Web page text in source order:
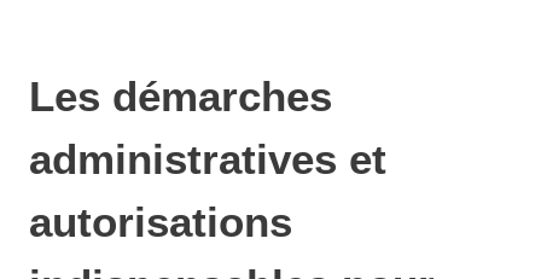
Les démarches
administratives et
autorisations